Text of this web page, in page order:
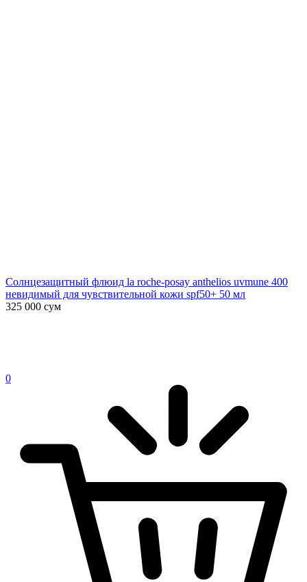
Солнцезащитный флюид la roche-posay anthelios uvmune 400
невидимый для чувствительной кожи spf50+ 50 мл
325 000 сум
0